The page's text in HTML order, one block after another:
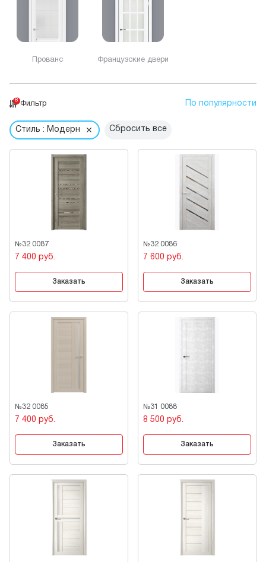
Прованс Французские двери
По популярности
8
Фильтр
Стиль : Модерн Сбросить все
№32 0087
7 400 руб.
Заказать
№32 0086
7 600 руб.
Заказать
№32 0085
7 400 руб.
Заказать
№31 0088
8 500 руб.
Заказать